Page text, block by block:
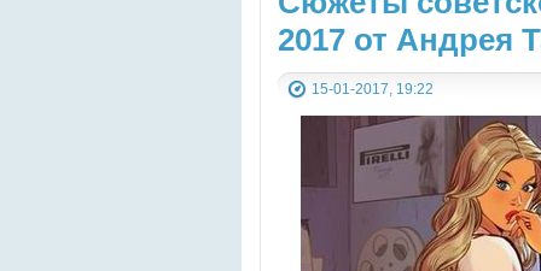
2017 от Андрея
15-01-2017, 19:22